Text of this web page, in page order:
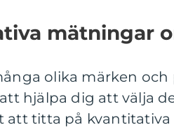
mätningar
olika märken
hjälpa dig att välja
att titta på